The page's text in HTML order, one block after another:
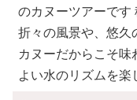
のカヌーツアーです
折々の風景や、悠久
カヌーだからこそ
よい水のリズムを楽